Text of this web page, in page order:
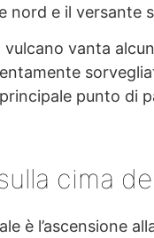
nord e il versante
vanta
punto di
cima
è l’ascensione